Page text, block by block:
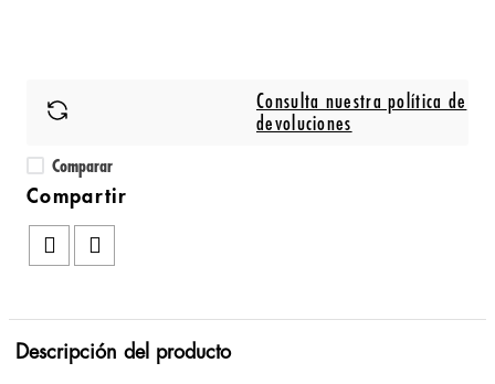
Consulta nuestra política de
devoluciones
Comparar
Descripción del producto